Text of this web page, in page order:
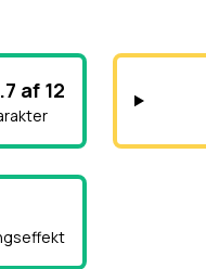
af 12